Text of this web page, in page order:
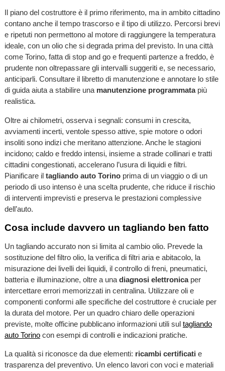
Il piano del costruttore è il primo riferimento, ma in ambito cittadino
contano anche il tempo trascorso e il tipo di utilizzo. Percorsi brevi
e ripetuti non permettono al motore di raggiungere la temperatura
ideale, con un olio che si degrada prima del previsto. In una città
come Torino, fatta di stop and go e frequenti partenze a freddo, è
prudente non oltrepassare gli intervalli suggeriti e, se necessario,
anticiparli. Consultare il libretto di manutenzione e annotare lo stile
di guida aiuta a stabilire una manutenzione programmatapiù
realistica.
Oltre ai chilometri, osserva i segnali: consumi in crescita,
avviamenti incerti, ventole spesso attive, spie motore o odori
insoliti sono indizi che meritano attenzione. Anche le stagioni
incidono; caldo e freddo intensi, insieme a strade collinari e tratti
cittadini congestionati, accelerano l’usura di liquidi e filtri.
Pianificare il tagliando auto Torinoprima di un viaggio o di un
periodo di uso intenso è una scelta prudente, che riduce il rischio
di interventi imprevisti e preserva le prestazioni complessive
dell’auto.
Cosa include davvero un tagliando ben fatto
Un tagliando accurato non si limita al cambio olio. Prevede la
sostituzione del filtro olio, la verifica di filtri aria e abitacolo, la
misurazione dei livelli dei liquidi, il controllo di freni, pneumatici,
batteria e illuminazione, oltre a una diagnosi elettronicaper
intercettare errori memorizzati in centralina. Utilizzare oli e
componenti conformi alle specifiche del costruttore è cruciale per
la durata del motore. Per un quadro chiaro delle operazioni
previste, molte officine pubblicano informazioni utili sul tagliando
auto Torinocon esempi di controlli e indicazioni pratiche.
La qualità si riconosce da due elementi: ricambi certificati e
trasparenza del preventivo. Un elenco lavori con voci e materiali